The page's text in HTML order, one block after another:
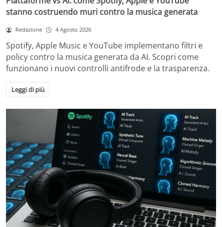
stanno costruendo muri contro la musica generata
Redazione 4 Agosto 2026
Spotify, Apple Music e YouTube implementano filtri e
policy contro la musica generata da AI. Scopri come
funzionano i nuovi controlli antifrode e la trasparenza.
Leggi di più